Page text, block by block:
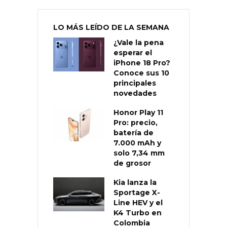
LO MÁS LEÍDO DE LA SEMANA
¿Vale la pena
esperar el
iPhone 18 Pro?
Conoce sus 10
principales
novedades
Honor Play 11
Pro: precio,
batería de
7.000 mAh y
solo 7,34 mm
de grosor
Kia lanza la
Sportage X-
Line HEV y el
K4 Turbo en
Colombia